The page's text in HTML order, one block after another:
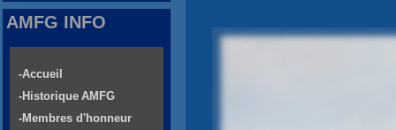
AMFG INFO
-Accueil
-Historique AMFG
-Membres d'honneur